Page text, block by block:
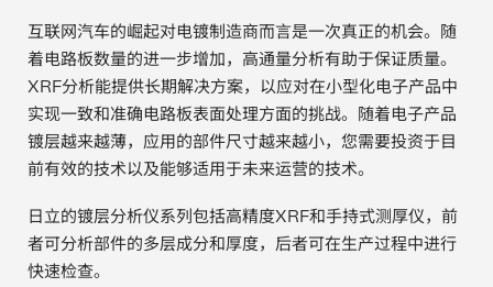
考古
聚合物和塑料
制药
食品
电池
互联网汽车的崛起对电镀制造商而言是一次真正的机会。随
着电路板数量的进一步增加，高通量分析有助于保证质量。
XRF分析能提供长期解决方案，以应对在小型化电子产品中
实现一致和准确电路板表面处理方面的挑战。随着电子产品
镀层越来越薄，应用的部件尺寸越来越小，您需要投资于目
前有效的技术以及能够适用于未来运营的技术。
日立的镀层分析仪系列包括高精度XRF和手持式测厚仪，前
者可分析部件的多层成分和厚度，后者可在生产过程中进行
快速检查。